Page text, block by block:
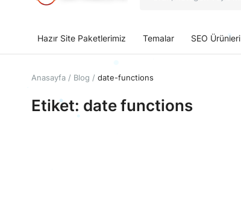
Hazır Site Paketlerimiz Temalar SEO Ürünleri
Anasayfa Blog date-functions
Etiket: date functions